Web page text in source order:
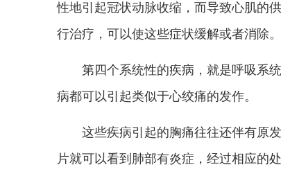
性地引起冠状动脉收缩，而导致心肌的
行治疗，可以使这些症状缓解或者消除。
第四个系统性的疾病，就是呼吸系
病都可以引起类似于心绞痛的发作。
这些疾病引起的胸痛往往还伴有原
片就可以看到肺部有炎症，经过相应的